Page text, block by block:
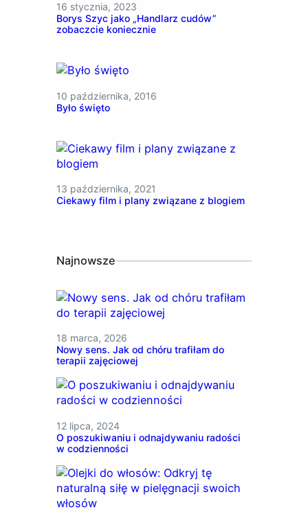
16 stycznia, 2023
Borys Szyc jako „Handlarz cudów”
zobaczcie koniecznie
10 października, 2016
Było święto
13 października, 2021
Ciekawy film i plany związane z blogiem
Najnowsze
18 marca, 2026
Nowy sens. Jak od chóru trafiłam do
terapii zajęciowej
12 lipca, 2024
O poszukiwaniu i odnajdywaniu radości
w codzienności